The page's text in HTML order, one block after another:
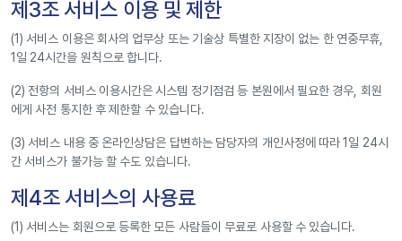
제3조 서비스 이용 및 제한
(1) 서비스 이용은 회사의 업무상 또는 기술상 특별한 지장이 없는 한 연중무휴,
1일 24시간을 원칙으로 합니다.
(2) 전항의 서비스 이용시간은 시스템 정기점검 등 본원에서 필요한 경우, 회원
에게 사전 통지한 후 제한할 수 있습니다.
(3) 서비스 내용 중 온라인상담은 답변하는 담당자의 개인사정에 따라 1일 24시
간 서비스가 불가능 할 수도 있습니다.
제4조 서비스의 사용료
(1) 서비스는 회원으로 등록한 모든 사람들이 무료로 사용할 수 있습니다.